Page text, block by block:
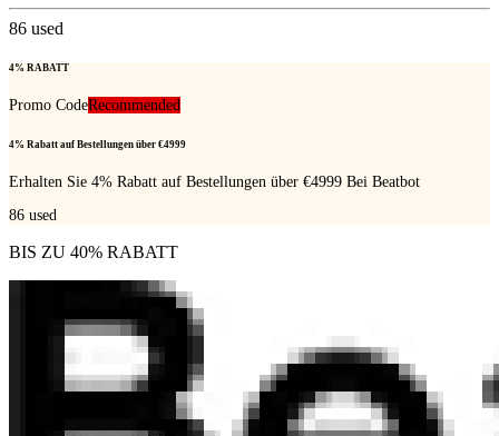
86 used
4% RABATT
Promo CodeRecommended
4% Rabatt auf Bestellungen über €4999
Erhalten Sie 4% Rabatt auf Bestellungen über €4999 Bei Beatbot
86 used
BIS ZU 40% RABATT